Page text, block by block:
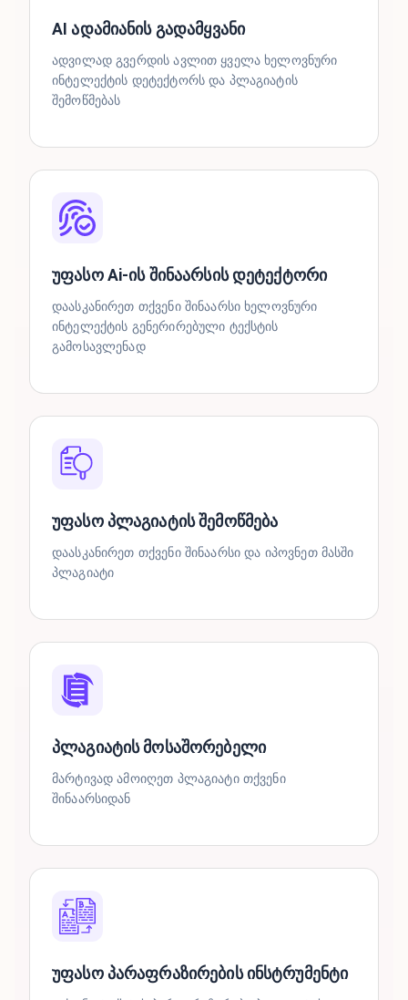
AI ადამიანის გადამყვანი
ადვილად გვერდის ავლით ყველა ხელოვნური
ინტელექტის დეტექტორს და პლაგიატის
შემოწმებას
უფასო Ai-ის შინაარსის დეტექტორი
დაასკანირეთ თქვენი შინაარსი ხელოვნური
ინტელექტის გენერირებული ტექსტის
გამოსავლენად
უფასო პლაგიატის შემოწმება
დაასკანირეთ თქვენი შინაარსი და იპოვნეთ მასში
პლაგიატი
პლაგიატის მოსაშორებელი
მარტივად ამოიღეთ პლაგიატი თქვენი
შინაარსიდან
უფასო პარაფრაზირების ინსტრუმენტი